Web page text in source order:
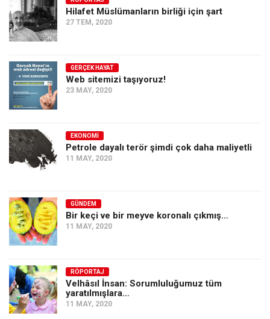
Ekonomi
Spor
Sağlık
Gıda-Beslenme
Türkiye
Siyaset
Dünya
Asya
Amerika
Avustralya
Tarih
Hilafet Müslümanların birliği için şart
27 TEM, 2020
GERÇEK HAYAT
Web sitemizi taşıyoruz!
23 MAY, 2020
EKONOMI
Petrole dayalı terör şimdi çok daha maliyetli
11 MAY, 2020
GÜNDEM
Bir keçi ve bir meyve koronalı çıkmış…
11 MAY, 2020
RÖPORTAJ
Velhâsıl İnsan: Sorumluluğumuz tüm
yaratılmışlara…
11 MAY, 2020